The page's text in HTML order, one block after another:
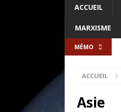
ACCUEIL
MARXISME
MÉMO
ACCUEIL
Asie